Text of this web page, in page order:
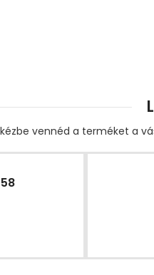
vennéd a terméket a